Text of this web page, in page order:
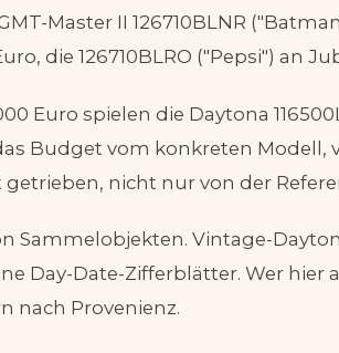
Master II 126710BLNR
die 126710BLRO ("Pepsi") an
Euro spielen die Daytona
Budget vom konkreten Modell,
nicht nur von der
Sammelobjekten. Vintage-
Day-Date-Zifferblätter. Wer hier
nach Provenienz.